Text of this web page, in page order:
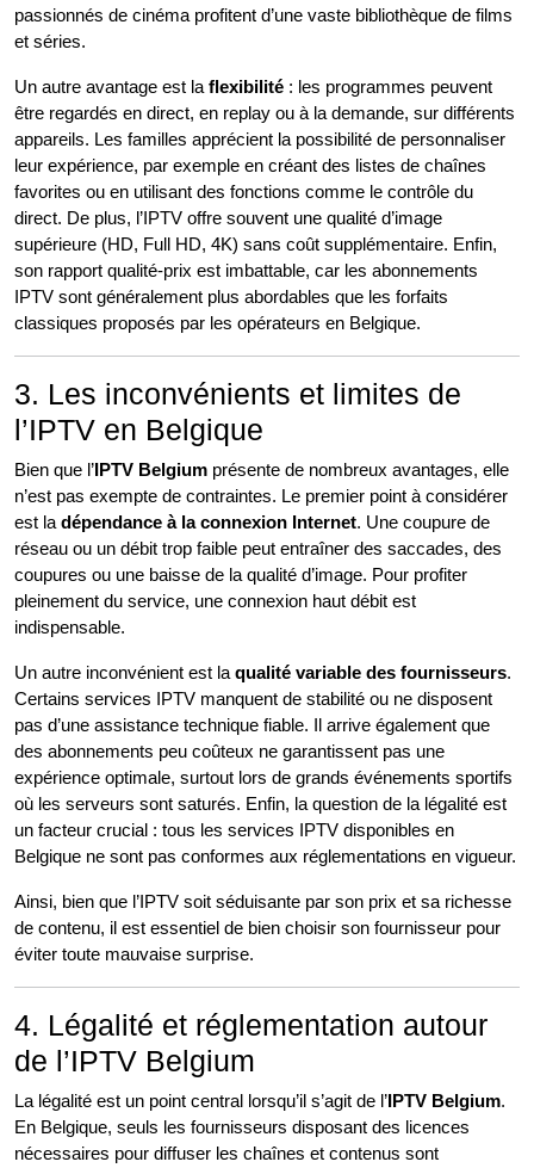
passionnés de cinéma profitent d’une vaste bibliothèque de films
et séries.
Un autre avantage est la flexibilité : les programmes peuvent
être regardés en direct, en replay ou à la demande, sur différents
appareils. Les familles apprécient la possibilité de personnaliser
leur expérience, par exemple en créant des listes de chaînes
favorites ou en utilisant des fonctions comme le contrôle du
direct. De plus, l’IPTV offre souvent une qualité d’image
supérieure (HD, Full HD, 4K) sans coût supplémentaire. Enfin,
son rapport qualité-prix est imbattable, car les abonnements
IPTV sont généralement plus abordables que les forfaits
classiques proposés par les opérateurs en Belgique.
3. Les inconvénients et limites de
l’IPTV en Belgique
Bien que l’IPTV Belgium présente de nombreux avantages, elle
n’est pas exempte de contraintes. Le premier point à considérer
est la dépendance à la connexion Internet. Une coupure de
réseau ou un débit trop faible peut entraîner des saccades, des
coupures ou une baisse de la qualité d’image. Pour profiter
pleinement du service, une connexion haut débit est
indispensable.
Un autre inconvénient est la qualité variable des fournisseurs.
Certains services IPTV manquent de stabilité ou ne disposent
pas d’une assistance technique fiable. Il arrive également que
des abonnements peu coûteux ne garantissent pas une
expérience optimale, surtout lors de grands événements sportifs
où les serveurs sont saturés. Enfin, la question de la légalité est
un facteur crucial : tous les services IPTV disponibles en
Belgique ne sont pas conformes aux réglementations en vigueur.
Ainsi, bien que l’IPTV soit séduisante par son prix et sa richesse
de contenu, il est essentiel de bien choisir son fournisseur pour
éviter toute mauvaise surprise.
4. Légalité et réglementation autour
de l’IPTV Belgium
La légalité est un point central lorsqu’il s’agit de l’IPTV Belgium.
En Belgique, seuls les fournisseurs disposant des licences
nécessaires pour diffuser les chaînes et contenus sont